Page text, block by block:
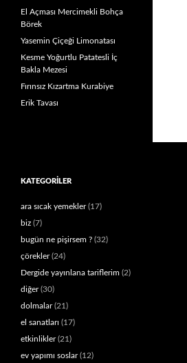
El Açması Mercimekli Bohça
Börek
Yasemin Çiçeği Limonatası
Kesme Yoğurtlu Patatesli İç
Bakla Mezesi
Fırınsız Kızartma Kurabiye
Erik Tavası
KATEGORILER
ara sıcak yemekler(17)
biz (7)
bugün ne pişirsem ? (32)
çörekler(24)
Dergide yayınlana tariflerim (2)
diğer(30)
dolmalar(21)
el sanatları (17)
etkinlikler(21)
ev yapımı soslar(12)